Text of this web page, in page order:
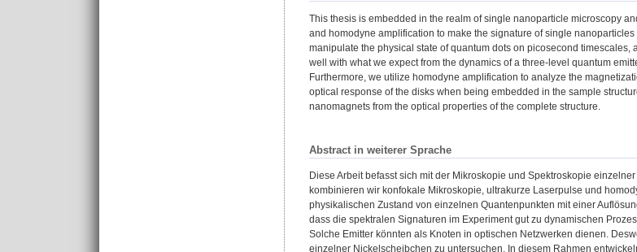
This thesis is embedded in the realm of single nanoparticle microscopy
and homodyne amplification to make the signature of single
manipulate the physical state of quantum dots on picosecond
well with what we expect from the dynamics of a three-level quantum
Furthermore, we utilize homodyne amplification to analyze the
optical response of the disks when being embedded in the sample
nanomagnets from the optical properties of the complete structure.
Abstract in weiterer Sprache
Diese Arbeit befasst sich mit der Mikroskopie und Spektroskopie
kombinieren wir konfokale Mikroskopie, ultrakurze Laserpulse und
physikalischen Zustand von einzelnen Quantenpunkten mit einer
dass die spektralen Signaturen im Experiment gut zu dynamischen
Solche Emitter könnten als Knoten in optischen Netzwerken dienen.
einzelner Nickelscheibchen zu untersuchen. In diesem Rahmen